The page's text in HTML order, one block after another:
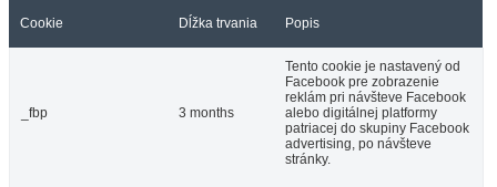
Cookie Dĺžka trvania Popis
_fbp 3 months
Tento cookie je nastavený od
Facebook pre zobrazenie
reklám pri návšteve Facebook
alebo digitálnej platformy
patriacej do skupiny Facebook
advertising, po návšteve
stránky.